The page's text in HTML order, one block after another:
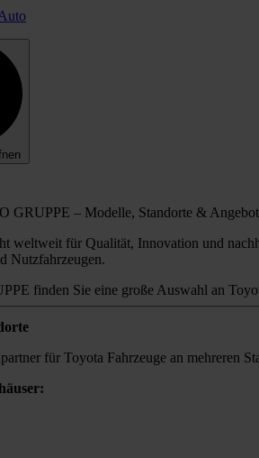
GRUPPE – Modelle, Standorte &
weltweit für Qualität, Innovation und
Nutzfahrzeugen.
finden Sie eine große Auswahl an
für Toyota Fahrzeuge an mehreren